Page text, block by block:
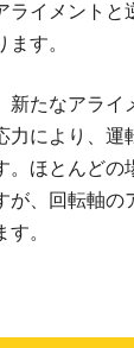
ライメントと
ます。
新たなアライ
力により、運
。ほとんどの
が、回転軸の
。